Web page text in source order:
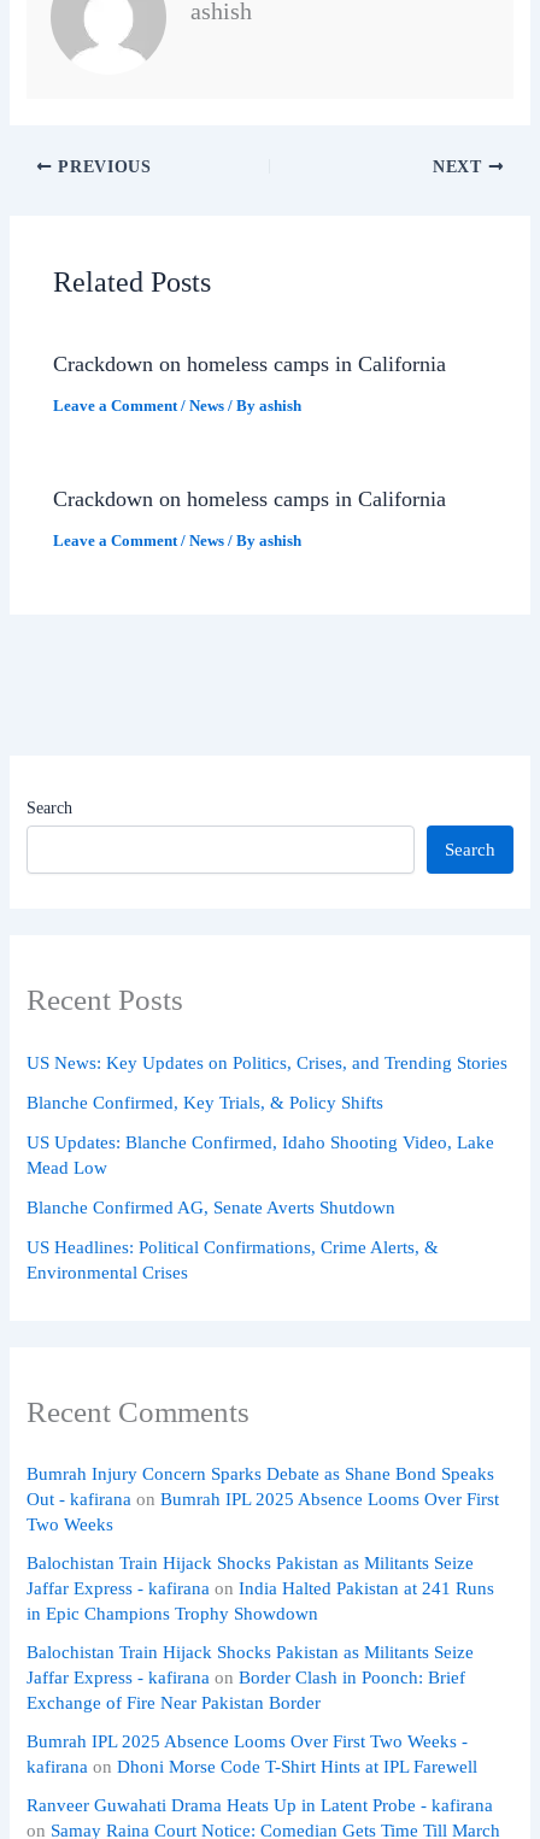
ashish
PREVIOUS NEXT
Related Posts
Crackdown on homeless camps in California
Leave a Comment /News / Byashish
Crackdown on homeless camps in California
Leave a Comment /News / Byashish
Search
Search
Recent Posts
US News: Key Updates on Politics, Crises, and Trending Stories
Blanche Confirmed, Key Trials, & Policy Shifts
US Updates: Blanche Confirmed, Idaho Shooting Video, Lake
Mead Low
Blanche Confirmed AG, Senate Averts Shutdown
US Headlines: Political Confirmations, Crime Alerts, &
Environmental Crises
Recent Comments
Bumrah Injury Concern Sparks Debate as Shane Bond Speaks
Out - kafirana onBumrah IPL 2025 Absence Looms Over First
Two Weeks
Balochistan Train Hijack Shocks Pakistan as Militants Seize
Jaffar Express - kafirana onIndia Halted Pakistan at 241 Runs
in Epic Champions Trophy Showdown
Balochistan Train Hijack Shocks Pakistan as Militants Seize
Jaffar Express - kafirana onBorder Clash in Poonch: Brief
Exchange of Fire Near Pakistan Border
Bumrah IPL 2025 Absence Looms Over First Two Weeks -
kafirana onDhoni Morse Code T-Shirt Hints at IPL Farewell
Ranveer Guwahati Drama Heats Up in Latent Probe - kafirana
on Samay Raina Court Notice: Comedian Gets Time Till March